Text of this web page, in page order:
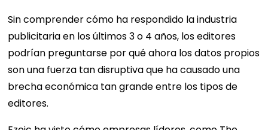
Sin comprender cómo ha respondido la industria
publicitaria en los últimos 3 o 4 años, los editores
podrían preguntarse por qué ahora los datos propios
son una fuerza tan disruptiva que ha causado una
brecha económica tan grande entre los tipos de
editores.